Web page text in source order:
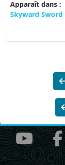
Apparaît dans :
Skyward Sword